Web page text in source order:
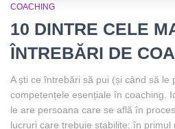
COACHING
10 DINTRE CELE
ÎNTREBĂRI DE
A ști ce întrebări să pui (și când să le
competențele esențiale în coaching.
le are persoana care se află în
lucruri care trebuie stabilite: în primul